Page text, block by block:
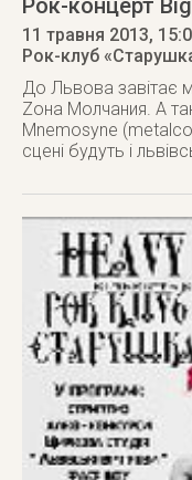
Рок-концерт
11 травня 2013,
Рок-клуб
До Львова завітає
Zона Молчания. А
Mnemosyne
сцені будуть і